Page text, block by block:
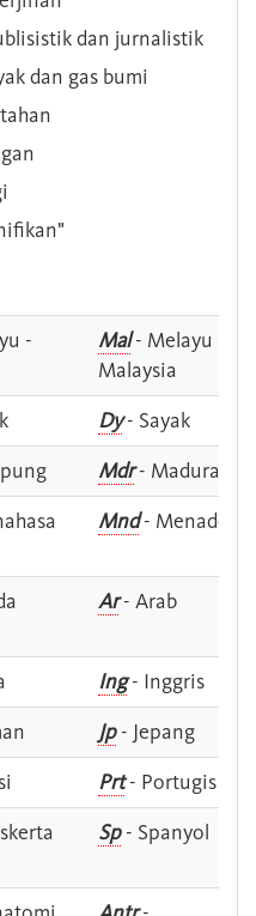
dan jurnalistik
dan gas bumi
-
Mal- Melayu -
Malaysia
Dy- Sayak
Mdr- Madura
Mnd- Menado
Ar- Arab
Ing- Inggris
Jp- Jepang
Prt- Portugis
Sp- Spanyol